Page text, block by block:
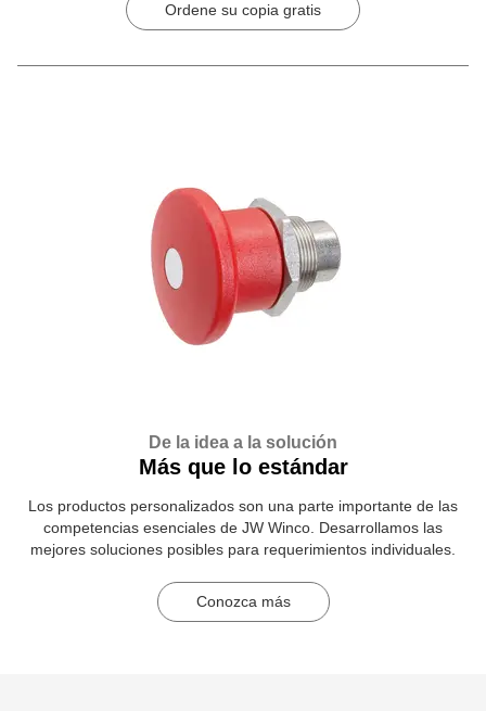
Ordene su copia gratis
De la idea a la solución
Más que lo estándar
Los productos personalizados son una parte importante de las
competencias esenciales de JW Winco. Desarrollamos las
mejores soluciones posibles para requerimientos individuales.
Conozca más